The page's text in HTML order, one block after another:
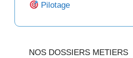
Pilotage
NOS DOSSIERS METIERS